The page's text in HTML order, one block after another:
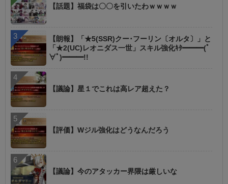
【話題】福袋は〇〇を引いたわｗｗｗｗ
【朗報】「★5(SSR)クー･フーリン〔オルタ〕」と
「★2(UC)レオニダス一世」スキル強化ｷﾀ━━━(ﾟ
∀ﾟ)━━━!!
【議論】星１でこれは高レア超えた？
【評価】Wジル強化はどうなんだろう
【議論】今のアタッカー界隈は厳しいな